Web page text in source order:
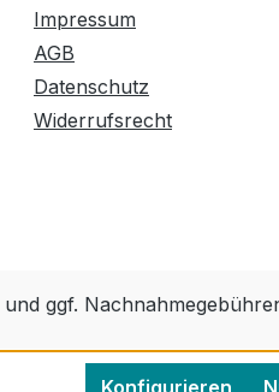
Impressum
AGB
Datenschutz
Widerrufsrecht
und ggf.
Konfigurieren